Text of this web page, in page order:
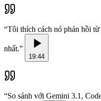
“Tôi thích cách nó phản hồi
nhất.”
19:44
“So sánh với Gemini 3.1,